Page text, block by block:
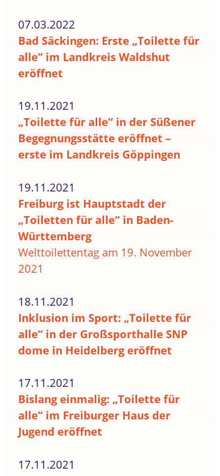
07.03.2022
Bad Säckingen: Erste „Toilette für
alle“ im Landkreis Waldshut
eröffnet
19.11.2021
„Toilette für alle“ in der Süßener
Begegnungsstätte eröffnet –
erste im Landkreis Göppingen
19.11.2021
Freiburg ist Hauptstadt der
„Toiletten für alle“ in Baden-
Württemberg
Welttoilettentag am 19. November
2021
18.11.2021
Inklusion im Sport: „Toilette für
alle“ in der Großsporthalle SNP
dome in Heidelberg eröffnet
17.11.2021
Bislang einmalig: „Toilette für
alle“ im Freiburger Haus der
Jugend eröffnet
17.11.2021